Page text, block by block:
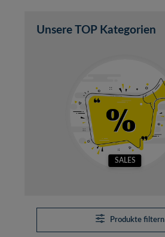
Unsere TOP Kategorien
SALES
Produkte filtern